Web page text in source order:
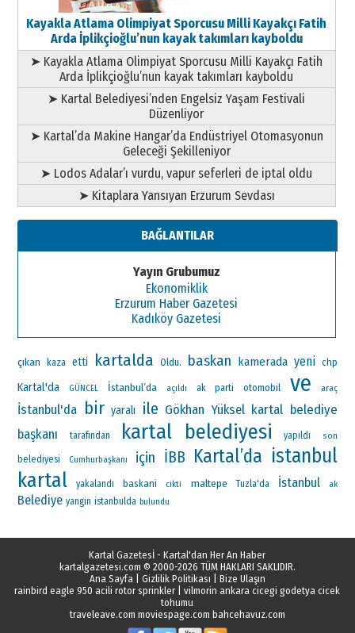
Kayakla Atlama Olimpiyat Sporcusu Milli Kayakçı Fatih
Arda İplikçioğlu’nun kayak takımları kayboldu
➤ Kayakla Atlama Olimpiyat Sporcusu Milli Kayakçı Fatih
Arda İplikçioğlu’nun kayak takımları kayboldu
➤ Kartal Belediyesi’nden Engelsiz Yaşam Festivali
Düzenliyor
➤ Kartal’da Makine Hangar’da Endüstriyel Otomasyonun
Geleceği Şekilleniyor
➤ Lodos Adalar’ı vurdu, vapur seferleri de iptal oldu
➤ Kitaplara Yansıyan Erzurum Sevdası
BAĞLANTILAR
Yayın Grubumuz
Ekonomiklik
Erzurum Haber Gazetesi
Kadıköy Gazetesi
çıkan kaza etti kartalda Oldu. baskan kamerada yeni chp
Kartal'da GÜNCEL İstanbul’da açıldı ak parti otomobil ve araç
İstanbul'da bir yaralı ile Gökhan Yüksel kartal belediye
başkanı
tarafından kartal belediyesi yapıldı son
belediyesi Cumhurbaşkanı için İBB Kartal’da istanbul
kartal yakalandı baskani cikti maltepe Tuzla'da İstanbul ak
Belediye yangin istanbulda bulundu
Kartal Gazetesİ - Kartal'dan Her An Haber
kartalgazetesi.com © 2000-2026 TÜM HAKLARI SAKLIDIR.
Ana Sayfa
Gizlilik Politikası
Bize Ulaşın
rainbird eagle 950 acili rotor sprinkler |vilmorin ankara cicegi godetya cicek
tohumu
traveleave.com moviespage.com bahcehavuz.com